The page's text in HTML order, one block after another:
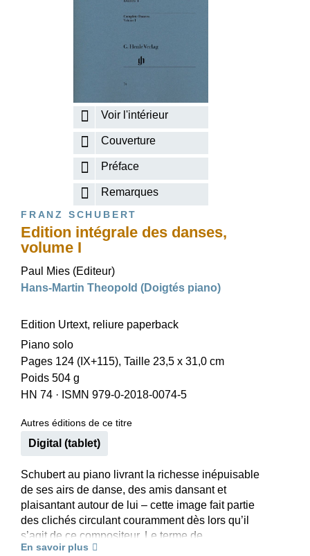
Voir l'intérieur
Couverture
Préface
Remarques
FRANZ SCHUBERT
Edition intégrale des danses,
volume I
Paul Mies (Editeur)
Hans-Martin Theopold (Doigtés piano)
Edition Urtext, reliure paperback
Piano solo
Pages 124 (IX+115), Taille 23,5 x 31,0 cm
Poids 504 g
HN 74 · ISMN 979-0-2018-0074-5
Autres éditions de ce titre
Digital (tablet)
Schubert au piano livrant la richesse inépuisable
de ses airs de danse, des amis dansant et
plaisantant autour de lui – cette image fait partie
des clichés circulant couramment dès lors qu’il
s’agit de ce compositeur. Le terme de
«Schubertiades» inventé pour l’illustrer est
En savoir plus